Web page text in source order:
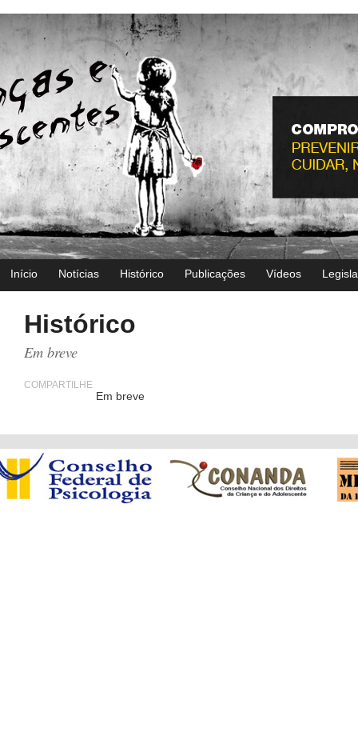
Início Notícias Histórico Publicações Vídeos
Histórico
Em breve
COMPARTILHE
Em breve